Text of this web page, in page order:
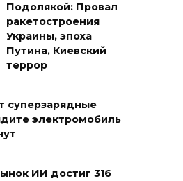
Подолякой: Провал
ракетостроения
Украины, эпоха
Путина, Киевский
террор
суперзарядные
электромобиль
ИИ достиг 316